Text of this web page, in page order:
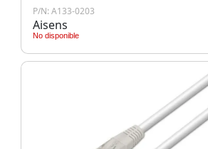
P/N: A133-0203
Aisens
No disponible